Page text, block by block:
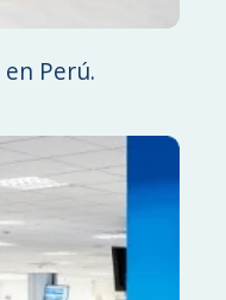
en Perú.